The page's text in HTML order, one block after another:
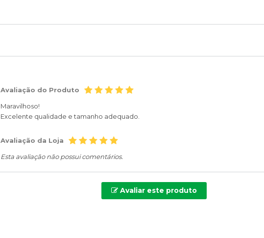
Avaliação do Produto
Maravilhoso!
Excelente qualidade e tamanho adequado.
Avaliação da Loja
Esta avaliação não possui comentários.
Avaliar este produto